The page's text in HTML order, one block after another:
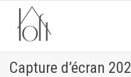
Capture d’écran